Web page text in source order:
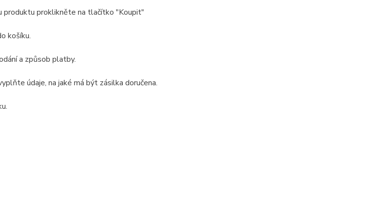
produktu proklikněte na tlačítko "Koupit"
košíku.
a způsob platby.
údaje, na jaké má být zásilka doručena.